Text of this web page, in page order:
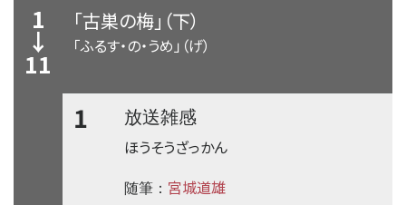
1
↓
11
「古巣の梅」（下）
「ふるす・の・うめ」（げ）
1
放送雑感
ほうそうざっかん
随筆： 宮城道雄